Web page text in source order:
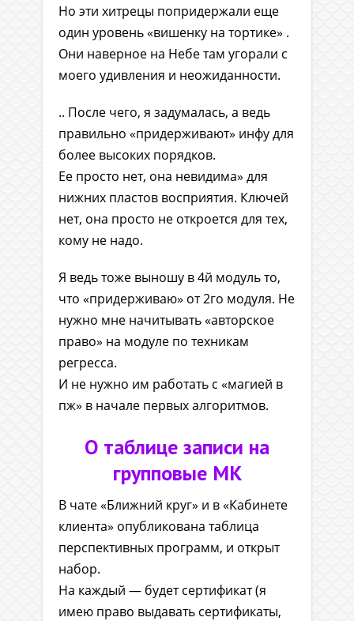
Но эти хитрецы попридержали еще
один уровень «вишенку на тортике» .
Они наверное на Небе там угорали с
моего удивления и неожиданности.
.. После чего, я задумалась, а ведь
правильно «придерживают» инфу для
более высоких порядков.
Ее просто нет, она невидима» для
нижних пластов восприятия. Ключей
нет, она просто не откроется для тех,
кому не надо.
Я ведь тоже выношу в 4й модуль то,
что «придерживаю» от 2го модуля. Не
нужно мне начитывать «авторское
право» на модуле по техникам
регресса.
И не нужно им работать с «магией в
пж» в начале первых алгоритмов.
О таблице записи на
групповые МК
В чате «Ближний круг» и в «Кабинете
клиента» опубликована таблица
перспективных программ, и открыт
набор.
На каждый — будет сертификат (я
имею право выдавать сертификаты,